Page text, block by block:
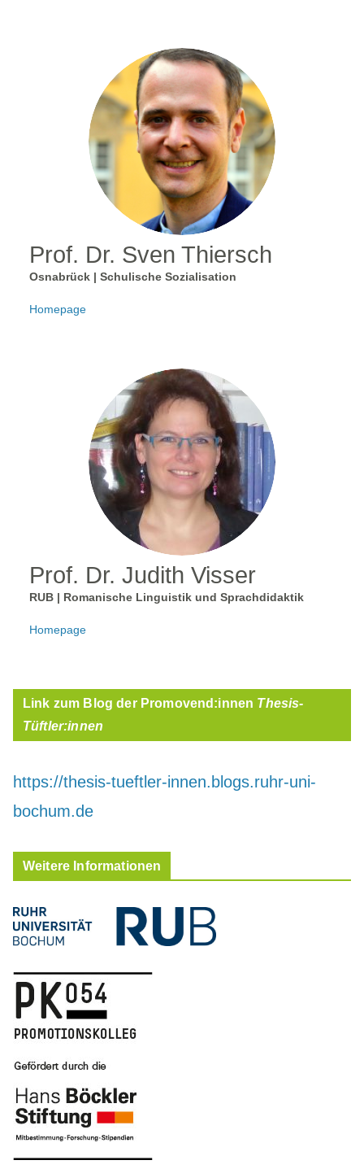
Prof. Dr. Sven Thiersch
Osnabrück | Schulische Sozialisation
Homepage
Prof. Dr. Judith Visser
RUB | Romanische Linguistik und Sprachdidaktik
Homepage
Link zum Blog der Promovend:innen Thesis-
Tüftler:innen
https://thesis-tueftler-innen.blogs.ruhr-uni-
bochum.de
Weitere Informationen